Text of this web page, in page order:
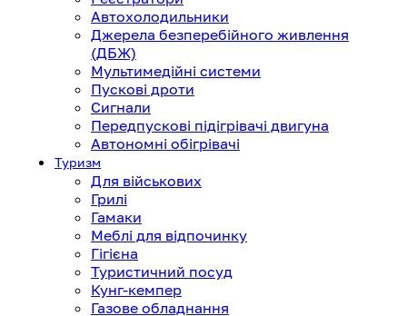
Автохолодильники
Джерела безперебійного живлення
(ДБЖ)
Мультимедійні системи
Пускові дроти
Сигнали
Передпускові підігрівачі двигуна
Автономні обігрівачі
Туризм
Для військових
Грилі
Гамаки
Меблі для відпочинку
Гігієна
Туристичний посуд
Кунг-кемпер
Газове обладнання